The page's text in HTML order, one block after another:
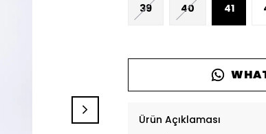
39 40 41
Ürün Açıklaması